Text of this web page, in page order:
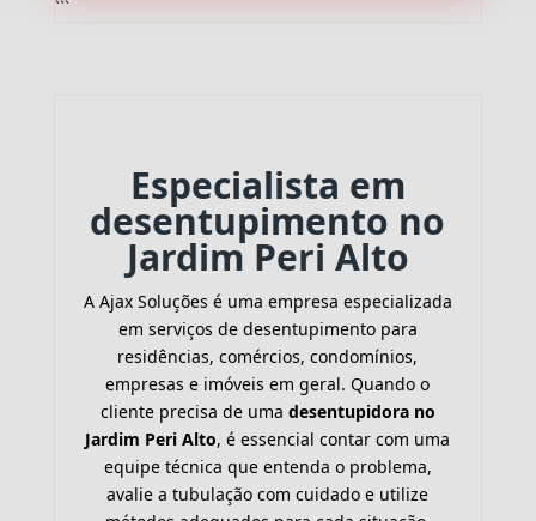
```
Especialista em
desentupimento no
Jardim Peri Alto
A Ajax Soluções é uma empresa especializada
em serviços de desentupimento para
residências, comércios, condomínios,
empresas e imóveis em geral. Quando o
cliente precisa de uma desentupidora no
Jardim Peri Alto, é essencial contar com uma
equipe técnica que entenda o problema,
avalie a tubulação com cuidado e utilize